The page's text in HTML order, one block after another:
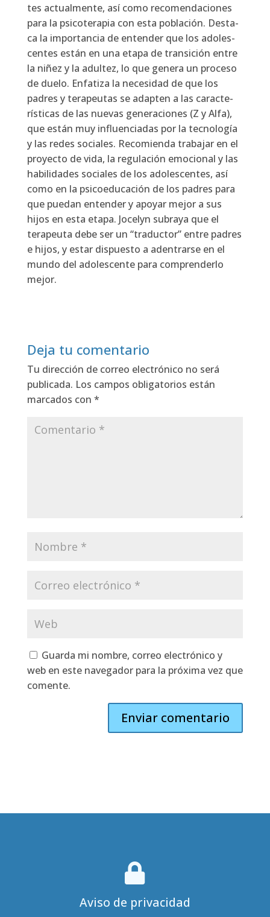
tes actual­men­te, así como reco­men­da­cio­nes
para la psi­co­te­ra­pia con esta pobla­ción. Des­ta­
ca la impor­tan­cia de enten­der que los ado­les­
cen­tes están en una eta­pa de tran­si­ción entre
la niñez y la adul­tez, lo que gene­ra un pro­ce­so
de due­lo. Enfa­ti­za la nece­si­dad de que los
padres y tera­peu­tas se adap­ten a las carac­te­
rís­ti­cas de las nue­vas gene­ra­cio­nes (Z y Alfa),
que están muy influen­cia­das por la tec­no­lo­gía
y las redes socia­les. Reco­mien­da tra­ba­jar en el
pro­yec­to de vida, la regu­la­ción emo­cio­nal y las
habi­li­da­des socia­les de los ado­les­cen­tes, así
como en la psi­co­edu­ca­ción de los padres para
que pue­dan enten­der y apo­yar mejor a sus
hijos en esta eta­pa. Jocelyn sub­ra­ya que el
tera­peu­ta debe ser un “tra­duc­tor” entre padres
e hijos, y estar dis­pues­to a aden­trar­se en el
mun­do del ado­les­cen­te para com­pren­der­lo
mejor.
Deja tu comentario
Tu dirección de correo electrónico no será
publicada. Los campos obligatorios están
marcados con *
Guarda mi nombre, correo electrónico y
web en este navegador para la próxima vez que
comente.

Aviso de privacidad